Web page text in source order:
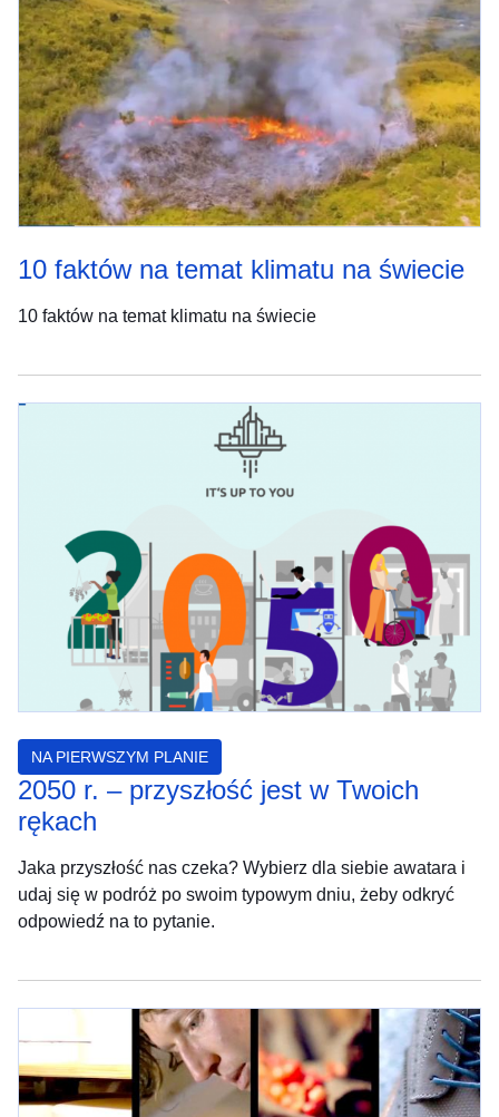
10 faktów na temat klimatu na świecie
10 faktów na temat klimatu na świecie
NA PIERWSZYM PLANIE
2050 r. – przyszłość jest w Twoich
rękach
Jaka przyszłość nas czeka? Wybierz dla siebie awatara i
udaj się w podróż po swoim typowym dniu, żeby odkryć
odpowiedź na to pytanie.